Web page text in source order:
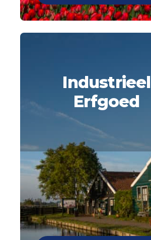
Industrieel
Erfgoed